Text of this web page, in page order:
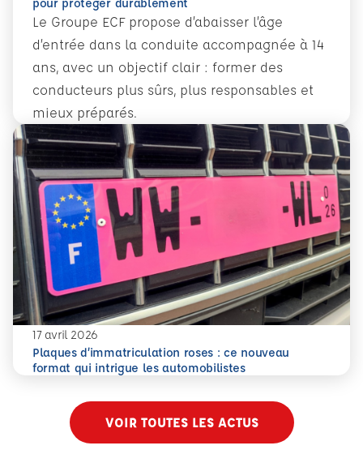
Le Groupe ECF propose d’abaisser l’âge
d’entrée dans la conduite accompagnée à 14
ans, avec un objectif clair : former des
conducteurs plus sûrs, plus responsables et
mieux préparés.
En savoir plus
Conduite accompagnée dès 14 ans : former plus tôt pour
17 avril 2026
Plaques d’immatriculation roses : ce nouveau
format qui intrigue les automobilistes
En savoir plus
Plaques d’immatriculation roses : ce nouveau format
VOIR TOUTES LES ACTUS